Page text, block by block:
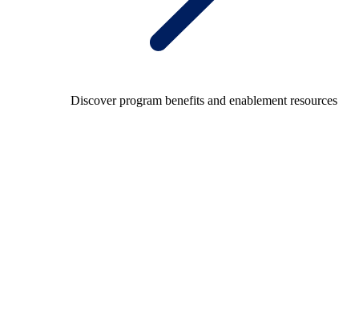
Discover program benefits and enablement resources